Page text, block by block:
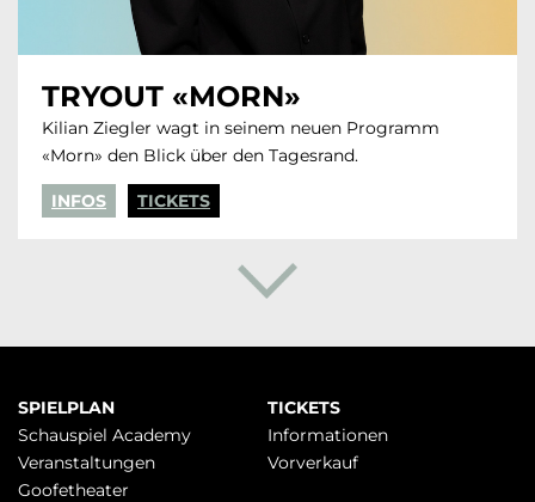
TRYOUT «MORN»
Kilian Ziegler wagt in seinem neuen Programm
«Morn» den Blick über den Tagesrand.
INFOS TICKETS
Navigation
überspringen
SPIELPLAN
Schauspiel Academy
Veranstaltungen
Goofetheater
TICKETS
Infor­mationen
Vorverkauf